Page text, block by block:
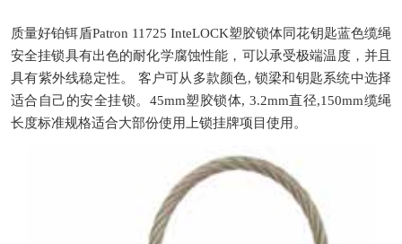
质量好铂铒盾Patron 11725 InteLOCK塑胶锁体同花钥匙蓝色缆绳
安全挂锁具有出色的耐化学腐蚀性能，可以承受极端温度，并且
具有紫外线稳定性。
客户可从多款颜色, 锁梁和钥匙系统中选择
适合自己的安全挂锁。 45mm塑胶锁体, 3.2mm直径,150mm缆绳
长度标准规格适合大部份使用 上锁挂牌项目使用。